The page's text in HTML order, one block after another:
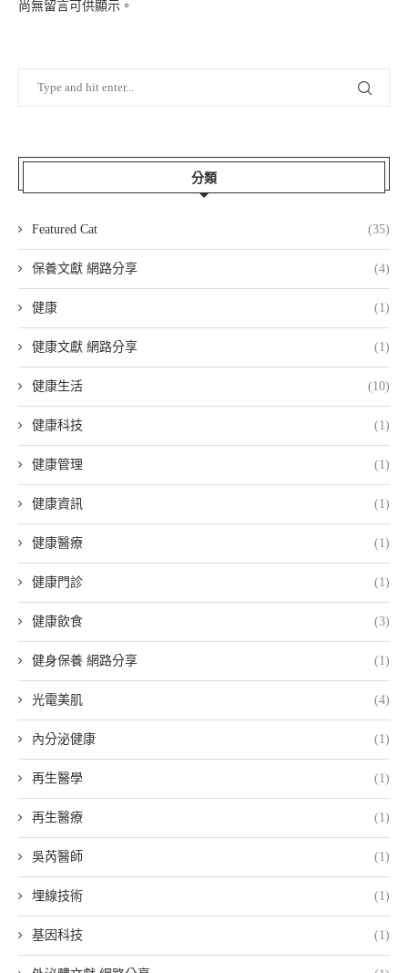
尚無留言可供顯示。
分類
Featured Cat (35)
保養文獻 網路分享 (4)
健康 (1)
健康文獻 網路分享 (1)
健康生活 (10)
健康科技 (1)
健康管理 (1)
健康資訊 (1)
健康醫療 (1)
健康門診 (1)
健康飲食 (3)
健身保養 網路分享 (1)
光電美肌 (4)
內分泌健康 (1)
再生醫學 (1)
再生醫療 (1)
吳芮醫師 (1)
埋線技術 (1)
基因科技 (1)